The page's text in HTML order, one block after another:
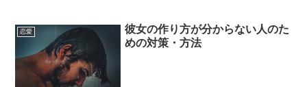
恋愛
彼女の作り方が分からない人のた
めの対策・方法